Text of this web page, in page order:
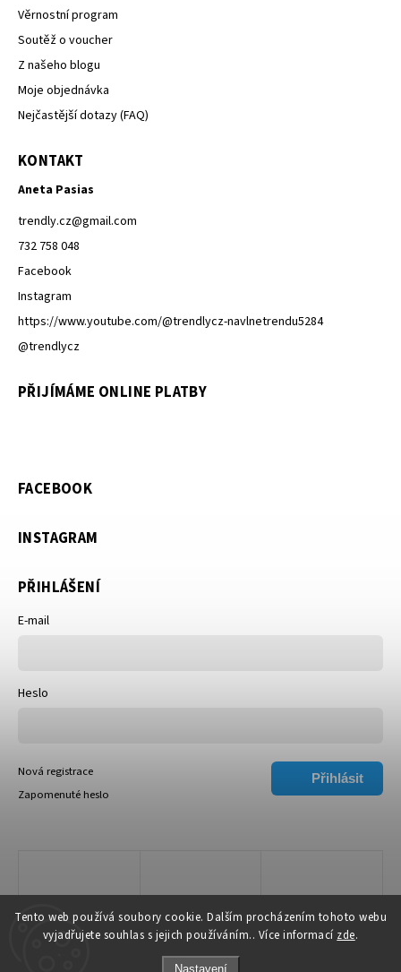
Tento web používá soubory cookie. Dalším procházením tohoto webu
vyjadřujete souhlas s jejich používáním.. Více informací zde.
Nastavení
Věrnostní program
Soutěž o voucher
Z našeho blogu
Moje objednávka
Nejčastější dotazy (FAQ)
KONTAKT
Aneta Pasias
trendly.cz@gmail.com
732 758 048
Facebook
Instagram
https://www.youtube.com/@trendlycz-navlnetrendu5284
@trendlycz
PŘIJÍMÁME ONLINE PLATBY
FACEBOOK
INSTAGRAM
PŘIHLÁŠENÍ
E-mail
Heslo
Přihlásit
Nová registrace
Zapomenuté heslo